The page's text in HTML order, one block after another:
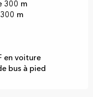
300 m
m
en voiture
bus à pied